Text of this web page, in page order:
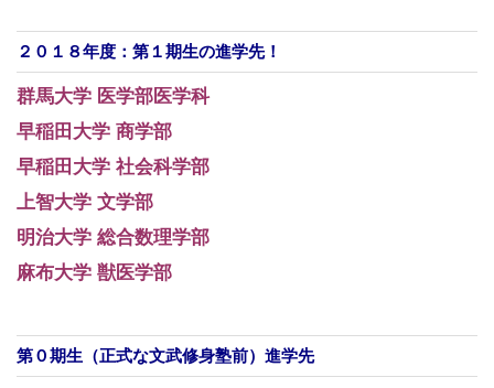
２０１８年度：第１期生の進学先！
群馬大学 医学部医学科
早稲田大学 商学部
早稲田大学 社会科学部
上智大学 文学部
明治大学 総合数理学部
麻布大学 獣医学部
第０期生（正式な文武修身塾前）進学先